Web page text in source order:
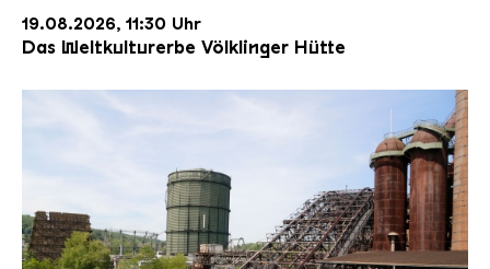
19.08.2026, 11:30 Uhr
Das Weltkulturerbe Völklinger Hütte